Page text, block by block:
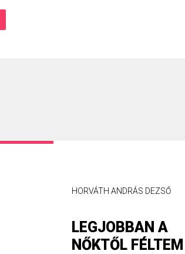
ALEXANDRU POPA
A BOLDOGSÁG
TITKA